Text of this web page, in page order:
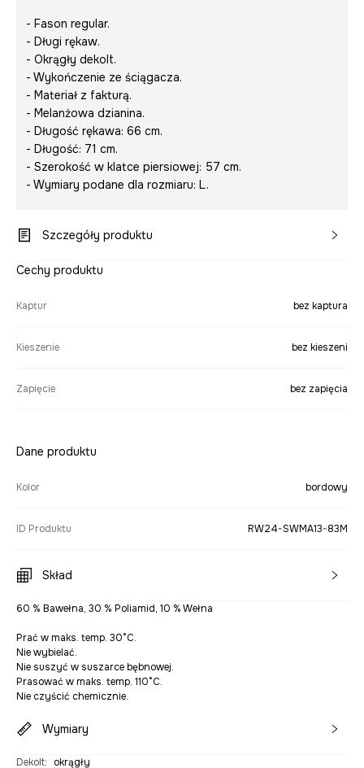
- Fason regular.
- Długi rękaw.
- Okrągły dekolt.
- Wykończenie ze ściągacza.
- Materiał z fakturą.
- Melanżowa dzianina.
- Długość rękawa: 66 cm.
- Długość: 71 cm.
- Szerokość w klatce piersiowej: 57 cm.
- Wymiary podane dla rozmiaru: L.
Szczegóły produktu
Cechy produktu
Kaptur bez kaptura
Kieszenie bez kieszeni
Zapięcie bez zapięcia
Dane produktu
Kolor bordowy
ID Produktu RW24-SWMA13-83M
Skład
60 % Bawełna, 30 % Poliamid, 10 % Wełna
Prać w maks. temp. 30°C.
Nie wybielać.
Nie suszyć w suszarce bębnowej.
Prasować w maks. temp. 110°C.
Nie czyścić chemicznie.
Wymiary
Dekolt: okrągły